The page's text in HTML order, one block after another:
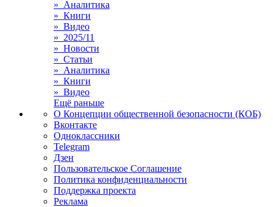
» Аналитика
» Книги
» Видео
» 2025/11
» Новости
» Статьи
» Аналитика
» Книги
» Видео
Ещё раньше
О Концепции общественной безопасности (КОБ)
Вконтакте
Одноклассники
Telegram
Дзен
Пользовательское Соглашение
Политика конфиденциальности
Поддержка проекта
Реклама